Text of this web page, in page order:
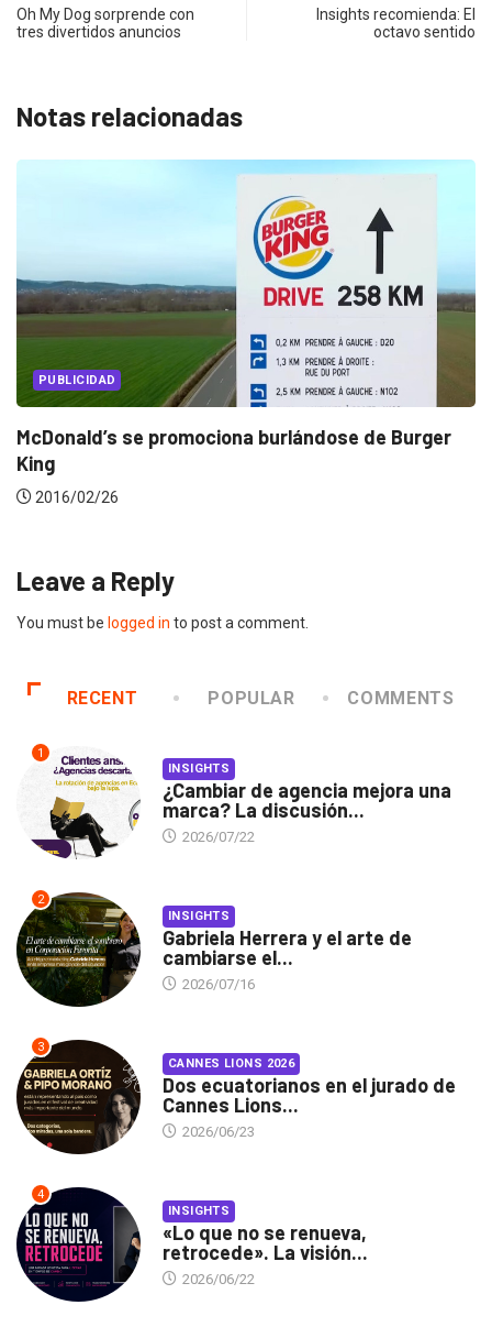
Oh My Dog sorprende con
tres divertidos anuncios
Insights recomienda: El
octavo sentido
Notas relacionadas
PUBLICIDAD
McDonald’s se promociona burlándose de Burger
King
2016/02/26
Leave a Reply
You must be logged in to post a comment.
RECENT POPULAR COMMENTS
1
INSIGHTS
¿Cambiar de agencia mejora una
marca? La discusión...
2026/07/22
2
INSIGHTS
Gabriela Herrera y el arte de
cambiarse el...
2026/07/16
3
CANNES LIONS 2026
Dos ecuatorianos en el jurado de
Cannes Lions...
2026/06/23
4
INSIGHTS
«Lo que no se renueva,
retrocede». La visión...
2026/06/22